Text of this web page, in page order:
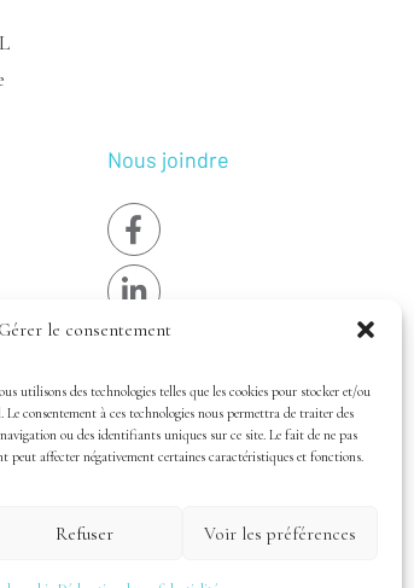
Gérer le consentement
utilisons des technologies telles que les cookies pour stocker et/ou
consentement à ces technologies nous permettra de traiter des
ou des identifiants uniques sur ce site. Le fait de ne pas
peut affecter négativement certaines caractéristiques et fonctions.
Refuser Voir les préférences
Nous joindre